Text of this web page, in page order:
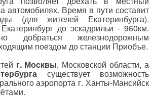
автомобилях. Время в пути составит
(для жителей Екатеринбурга).
до эскадрильи - 960км.
добраться железнодорожным
поездом до станции Приобъе.
г. Москвы, Московской области, а
существует возможность
аэропорта г. Ханты-Мансийск